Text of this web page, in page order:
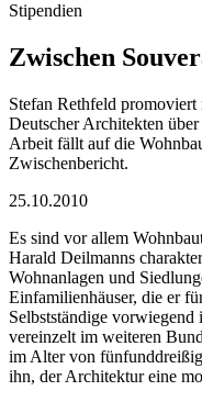
Stipendien
Zwischen
Stefan Rethfeld
Deutscher Architekten
Arbeit fällt auf die
Zwischenbericht.
25.10.2010
Es sind vor allem
Harald Deilmanns
Wohnanlagen und
Einfamilienhäuser, die er
Selbstständige
vereinzelt im weiteren
im Alter von fünfunddreißig
ihn, der Architektur eine